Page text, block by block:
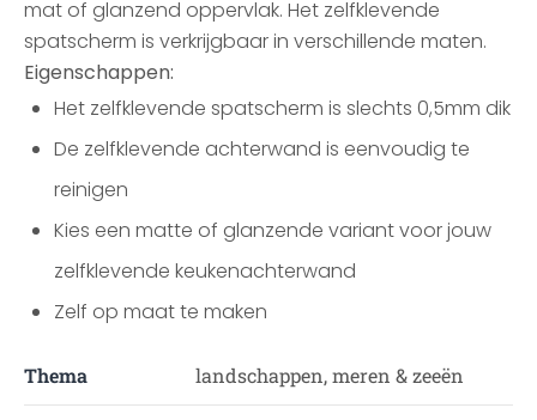
mat of glanzend oppervlak. Het zelfklevende
spatscherm is verkrijgbaar in verschillende maten.
Eigenschappen:
Het zelfklevende spatscherm is slechts 0,5mm dik
De zelfklevende achterwand is eenvoudig te
reinigen
Kies een matte of glanzende variant voor jouw
zelfklevende keukenachterwand
Zelf op maat te maken
Thema landschappen, meren & zeeën